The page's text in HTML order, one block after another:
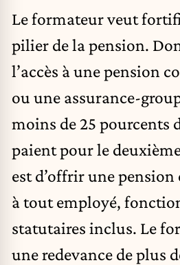
Le formateur veut
pilier de la pension.
l’accès à une pension
ou une assurance-
moins de 25 pourcents
paient pour le
est d’offrir une
à tout employé,
statutaires inclus. Le
une redevance de plus